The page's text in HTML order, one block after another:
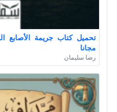
مجانا
رضا سليمان